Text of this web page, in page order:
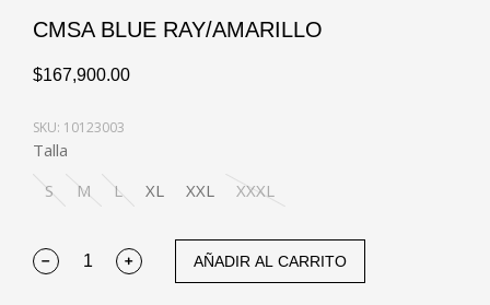
CMSA BLUE RAY/AMARILLO
$167,900.00
SKU: 10123003
Talla
S
M L XL XXL XXXL
AÑADIR AL CARRITO